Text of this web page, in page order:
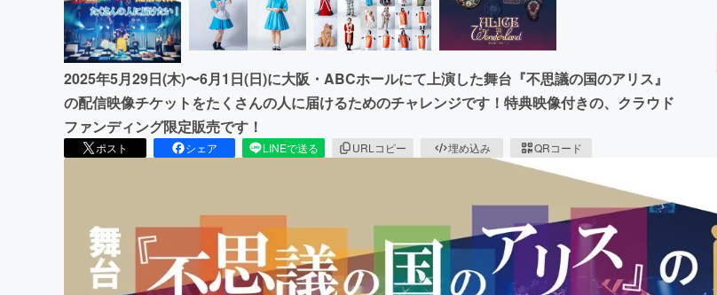
2025年5月29日(木)〜6月1日(日)に大阪・ABCホールにて上演した舞台『不思議の国のアリス』
の配信映像チケットをたくさんの人に届けるためのチャレンジです！特典映像付きの、クラウド
ファンディング限定販売です！
ポスト シェア LINEで送る URLコピー 埋め込み QRコード